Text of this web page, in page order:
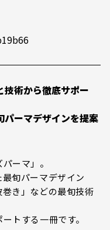
技術から徹底サポー
パーマデザインを提案
ーマ」。
旬パーマデザイン
き」などの最旬技術
トする一冊です。